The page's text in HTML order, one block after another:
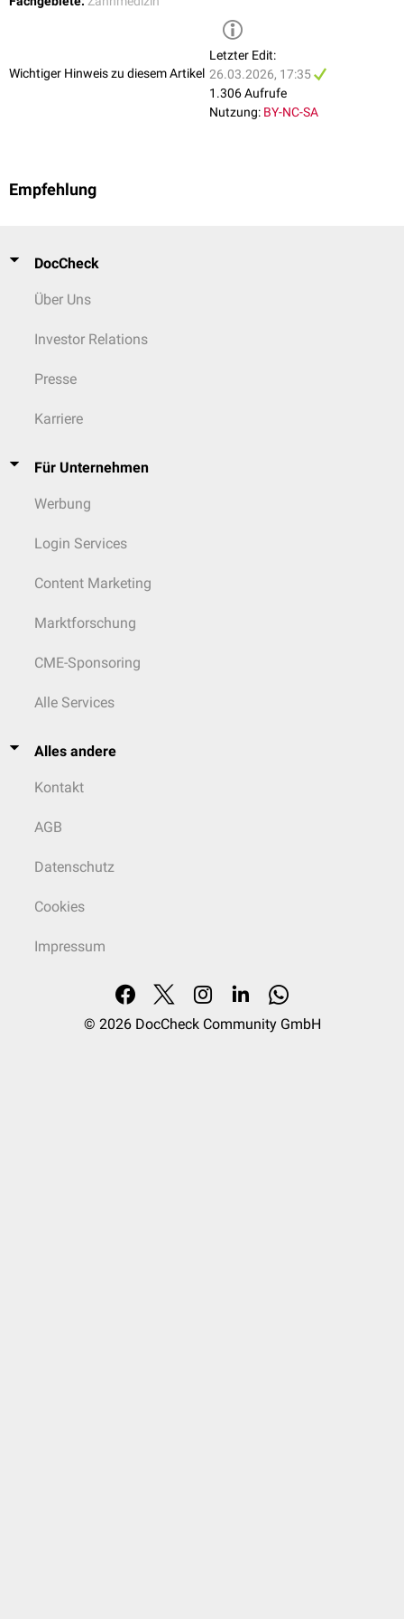
Wichtiger Hinweis zu diesem Artikel
Letzter Edit:
26.03.2026, 17:35
1.306 Aufrufe
Nutzung: BY-NC-SA
Empfehlung
DocCheck
Über Uns
Investor Relations
Presse
Karriere
Für Unternehmen
Werbung
Login Services
Content Marketing
Marktforschung
CME-Sponsoring
Alle Services
Alles andere
Kontakt
AGB
Datenschutz
Cookies
Impressum
© 2026 DocCheck Community GmbH